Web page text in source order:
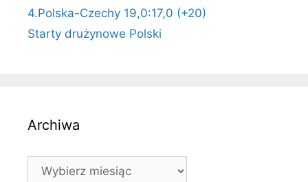
4.Polska-Czechy 19,0:17,0 (+20)
Starty drużynowe Polski
Archiwa
Archiwa